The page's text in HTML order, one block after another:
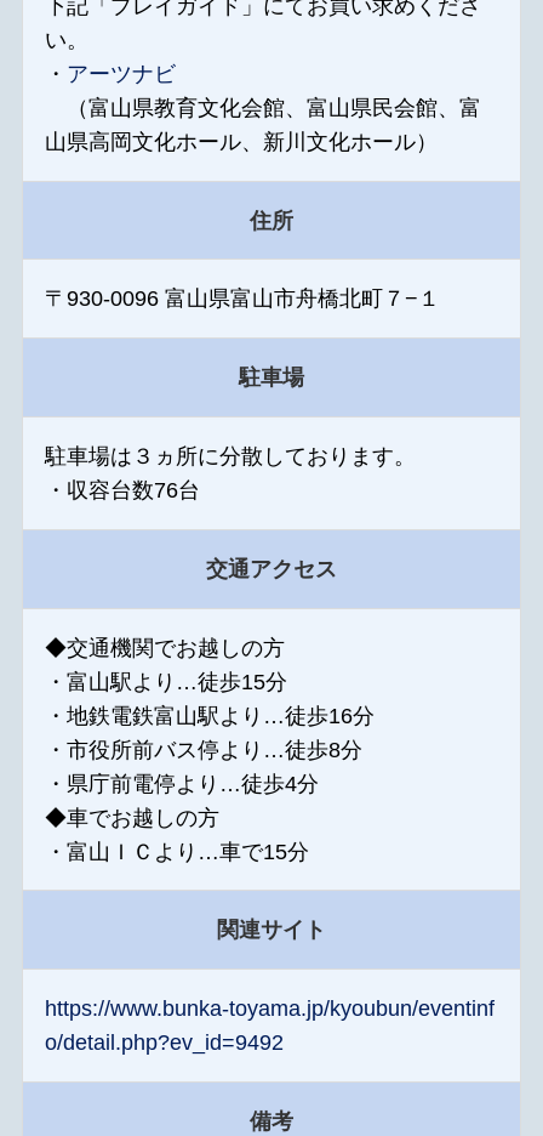
下記「プレイガイド」にてお買い求めくださ
い。
・ アーツナビ
（富山県教育文化会館、富山県民会館、富
山県高岡文化ホール、新川文化ホール）
住所
〒930-0096 富山県富山市舟橋北町７−１
駐車場
駐車場は３ヵ所に分散しております。
・収容台数76台
交通アクセス
◆交通機関でお越しの方
・富山駅より…徒歩15分
・地鉄電鉄富山駅より…徒歩16分
・市役所前バス停より…徒歩8分
・県庁前電停より…徒歩4分
◆車でお越しの方
・富山ＩＣより…車で15分
関連サイト
https://www.bunka-toyama.jp/kyoubun/eventinf
o/detail.php?ev_id=9492
備考